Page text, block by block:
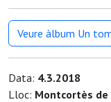
Veure àlbum Un
Data: 4.3.2018
Lloc: Montcortès de